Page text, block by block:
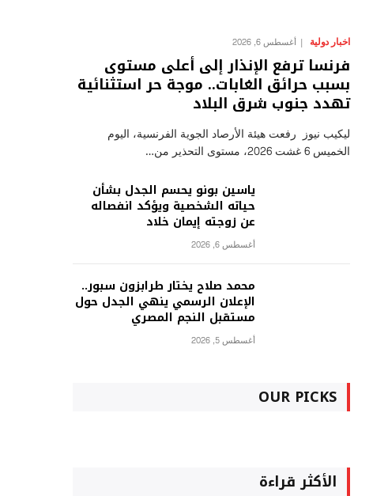
اخبار دولية أغسطس 6, 2026
فرنسا ترفع الإنذار إلى أعلى مستوى
بسبب حرائق الغابات.. موجة حر استثنائية
تهدد جنوب شرق البلاد
ليكيب نيوز رفعت هيئة الأرصاد الجوية الفرنسية، اليوم
الخميس 6 غشت 2026، مستوى التحذير من…
ياسين بونو يحسم الجدل بشأن
حياته الشخصية ويؤكد انفصاله
عن زوجته إيمان خلاد
أغسطس 6, 2026
محمد صلاح يختار طرابزون سبور..
الإعلان الرسمي ينهي الجدل حول
مستقبل النجم المصري
أغسطس 5, 2026
OUR PICKS
الأكثر قراءة